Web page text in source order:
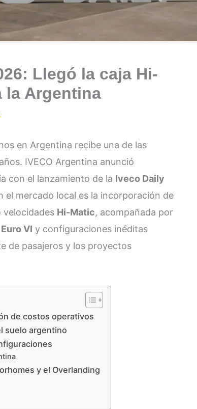
Llegó la caja Hi-
la Argentina
en Argentina recibe una de las
IVECO Argentina anunció
con el lanzamiento de la Iveco Daily
el mercado local es la incorporación de
velocidades Hi-Matic, acompañada por
Euro VI y configuraciones inéditas
de pasajeros y los proyectos
de costos operativos
suelo argentino
y el Overlanding